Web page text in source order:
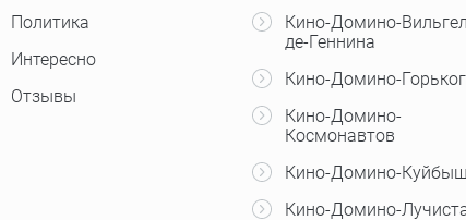
Политика
Интересно
Отзывы
Кино-Домино-
де-Геннина
Кино-Домино-
Кино-Домино-
Космонавтов
Кино-Домино-
Кино-Домино-